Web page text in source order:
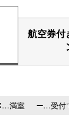
航空券付
…満室 …受付